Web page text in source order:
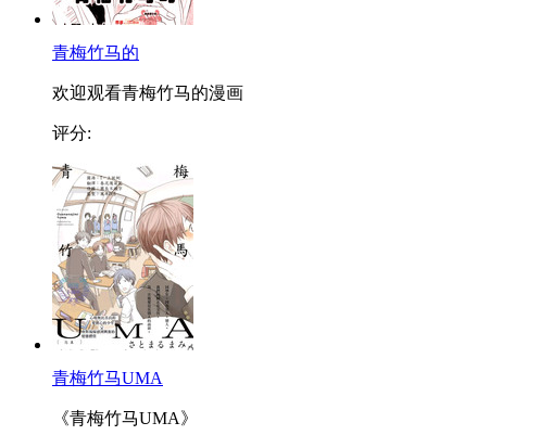
青梅竹马的
欢迎观看青梅竹马的漫画
评分:
青梅竹马UMA
《青梅竹马UMA》